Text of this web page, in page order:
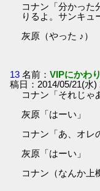
コナン「分かった
りるよ。サンキュ
灰原（やった ♪）
13 名前：VIPにかわ
稿日：2014/05/21(水
コナン「それじゃ
灰原「はーい」
コナン「あ、オレ
灰原「はーい」
コナン（なんか上